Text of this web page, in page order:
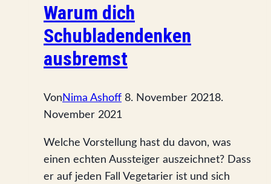
Warum dich
Schubladendenken
ausbremst
Von Nima Ashoff 8. November 20218.
November 2021
Welche Vorstellung hast du davon, was
einen echten Aussteiger auszeichnet? Dass
er auf jeden Fall Vegetarier ist und sich